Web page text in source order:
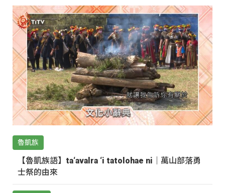
魯凱族
【魯凱族語】ta‘avalra ‘i tatolohae ni｜萬山部落勇
士祭的由來